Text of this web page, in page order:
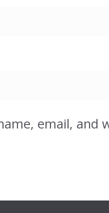
email,